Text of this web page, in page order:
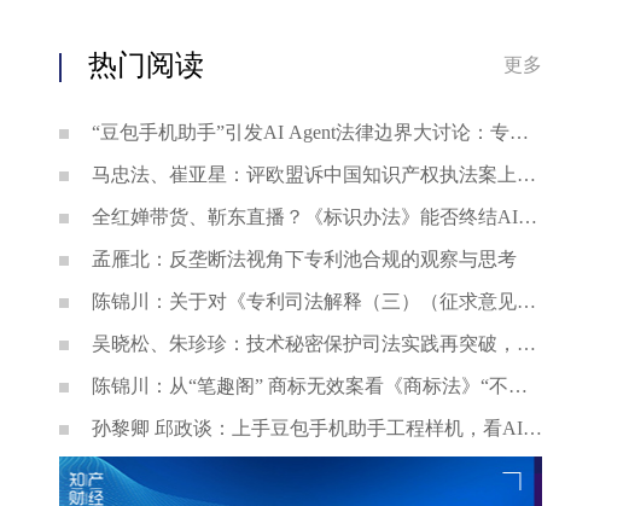
热门阅读 更多
“豆包手机助手”引发AI Agent法律边界大讨论：专家
深度剖析数据合规与竞争秩序
马忠法、崔亚星：评欧盟诉中国知识产权执法案上诉
仲裁裁决
全红婵带货、靳东直播？《标识办法》能否终结AI拟
声乱象？
孟雁北：反垄断法视角下专利池合规的观察与思考
陈锦川：关于对《专利司法解释（三）（征求意见
稿）》几个诉讼程序问题的意见建议
吴晓松、朱珍珍：技术秘密保护司法实践再突破，高
质量审判护航科技创新——北京精雕公司诉田某、深
圳创世纪公司侵害技术秘密案浅析
陈锦川：从“笔趣阁” 商标无效案看《商标法》“不良
影响”条款的司法适用边界
孙黎卿 邱政谈：上手豆包手机助手工程样机，看AI手
机行业法律风险